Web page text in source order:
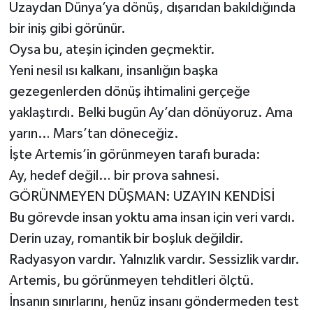
Uzaydan Dünya’ya dönüş, dışarıdan bakıldığında
bir iniş gibi görünür.
Oysa bu, ateşin içinden geçmektir.
Yeni nesil ısı kalkanı, insanlığın başka
gezegenlerden dönüş ihtimalini gerçeğe
yaklaştırdı. Belki bugün Ay’dan dönüyoruz. Ama
yarın… Mars’tan döneceğiz.
İşte Artemis’in görünmeyen tarafı burada:
Ay, hedef değil… bir prova sahnesi.
GÖRÜNMEYEN DÜŞMAN: UZAYIN KENDİSİ
Bu görevde insan yoktu ama insan için veri vardı.
Derin uzay, romantik bir boşluk değildir.
Radyasyon vardır. Yalnızlık vardır. Sessizlik vardır.
Artemis, bu görünmeyen tehditleri ölçtü.
İnsanın sınırlarını, henüz insanı göndermeden test